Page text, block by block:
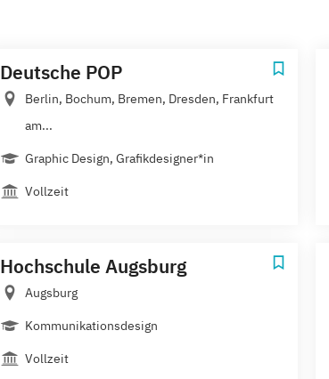
Deutsche POP
Berlin, Bochum, Bremen, Dresden, Frankfurt
am...
Graphic Design, Grafikdesigner*in
Vollzeit
Hochschule Augsburg
Augsburg
Kommunikationsdesign
Vollzeit